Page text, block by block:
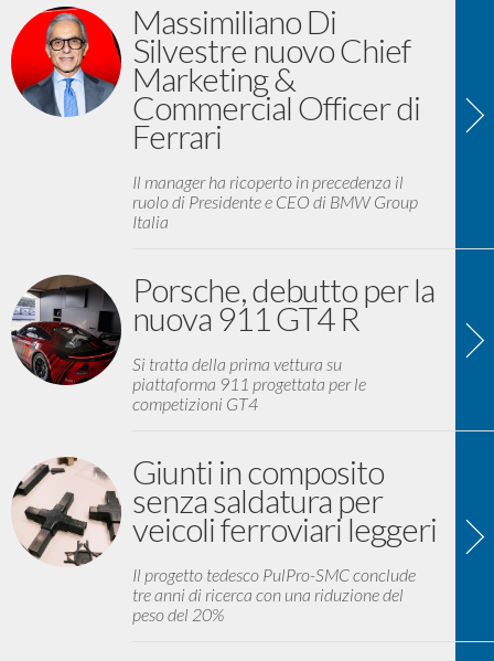
Massimiliano Di
Silvestre nuovo Chief
Marketing &
Commercial Officer di
Ferrari
Il manager ha ricoperto in precedenza il
ruolo di Presidente e CEO di BMW Group
Italia
Porsche, debutto per la
nuova 911 GT4 R
Si tratta della prima vettura su
piattaforma 911 progettata per le
competizioni GT4
Giunti in composito
senza saldatura per
veicoli ferroviari leggeri
Il progetto tedesco PulPro-SMC conclude
tre anni di ricerca con una riduzione del
peso del 20%